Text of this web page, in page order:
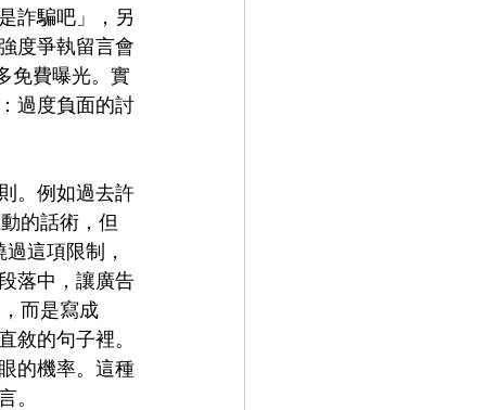
詐騙吧」，另
度爭執留言會
免費曝光。實
過度負面的討
。例如過去許
的話術，但
這項限制，
落中，讓廣告
而是寫成
敘的句子裡。
的機率。這種
。